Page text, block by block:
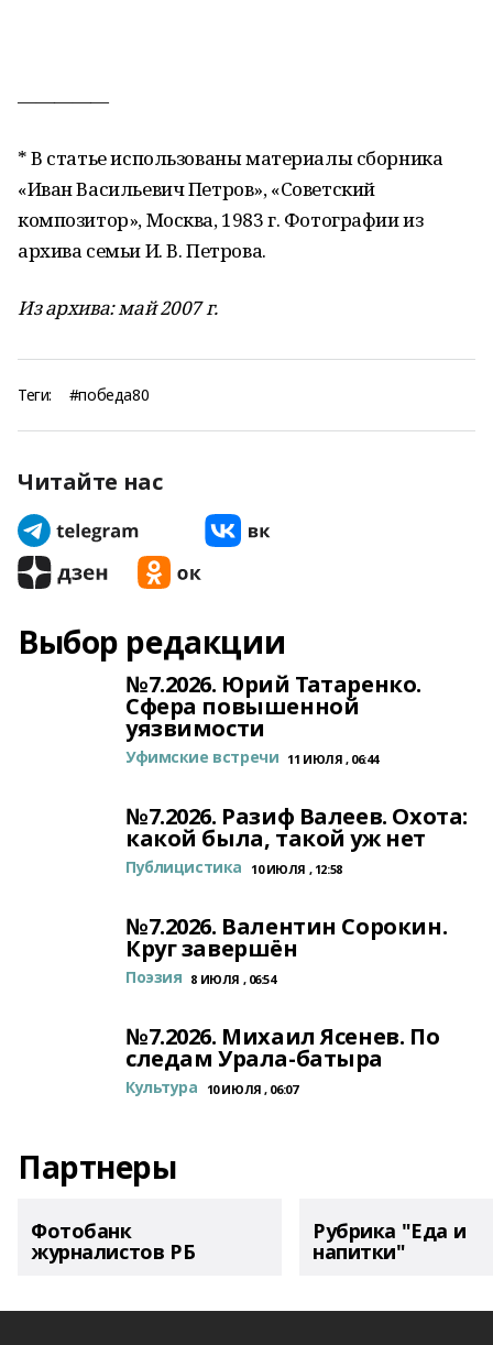
—————
* В статье использованы материалы сборника
«Иван Васильевич Петров», «Советский
композитор», Москва, 1983 г. Фотографии из
архива семьи И. В. Петрова.
Из архива: май 2007 г.
Теги: #победа80
Читайте нас
Выбор редакции
№7.2026. Юрий Татаренко.
Сфера повышенной
уязвимости
Уфимские встречи 11 ИЮЛЯ , 06:44
№7.2026. Разиф Валеев. Охота:
какой была, такой уж нет
Публицистика 10 ИЮЛЯ , 12:58
№7.2026. Валентин Сорокин.
Круг завершён
Поэзия 8 ИЮЛЯ , 06:54
№7.2026. Михаил Ясенев. По
следам Урала-батыра
Культура 10 ИЮЛЯ , 06:07
Партнеры
Фотобанк
журналистов РБ
Рубрика "Еда и
напитки"